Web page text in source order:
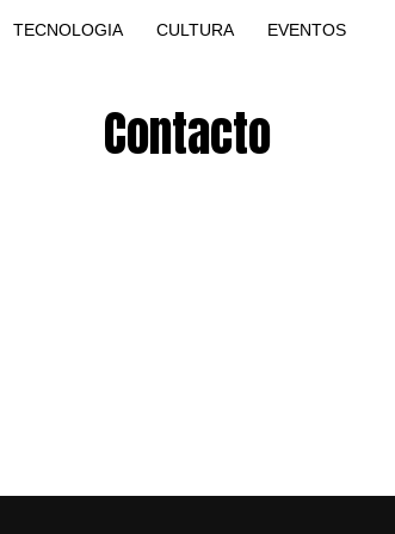
TECNOLOGIA CULTURA EVENTOS
Contacto